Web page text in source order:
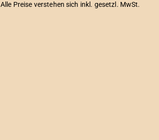
Alle Preise verstehen sich inkl. gesetzl. MwSt.